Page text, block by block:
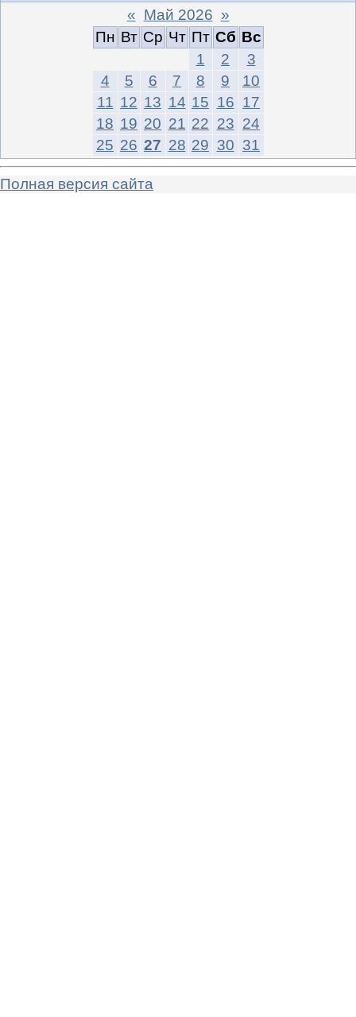
« Май 2026 »
Пн Вт Ср Чт Пт Сб Вс
1
2
3
4
5 6 7 8 9
10
11 12 13 14 15 16 17
18 19 20 21 22 23 24
25 26 27 28 29 30 31
Полная версия сайта